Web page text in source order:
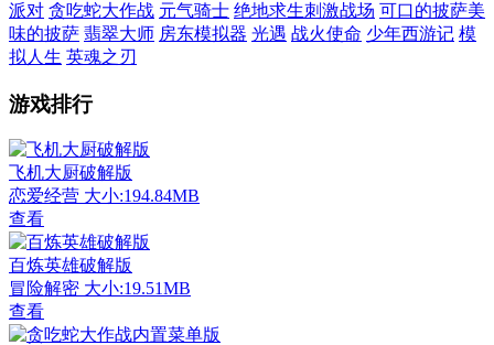
派对 贪吃蛇大作战 元气骑士 绝地求生刺激战场 可口的披萨美
味的披萨 翡翠大师 房东模拟器 光遇 战火使命 少年西游记 模
拟人生 英魂之刃
游戏排行
飞机大厨破解版
恋爱经营 大小:194.84MB
查看
百炼英雄破解版
冒险解密 大小:19.51MB
查看